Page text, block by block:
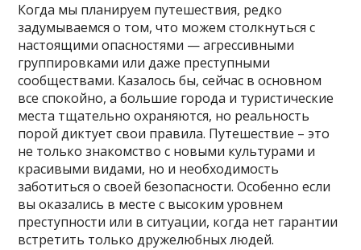
Когда мы планируем путешествия, редко
задумываемся о том, что можем столкнуться с
настоящими опасностями — агрессивными
группировками или даже преступными
сообществами. Казалось бы, сейчас в основном
все спокойно, а большие города и туристические
места тщательно охраняются, но реальность
порой диктует свои правила. Путешествие – это
не только знакомство с новыми культурами и
красивыми видами, но и необходимость
заботиться о своей безопасности. Особенно если
вы оказались в месте с высоким уровнем
преступности или в ситуации, когда нет гарантии
встретить только дружелюбных людей.